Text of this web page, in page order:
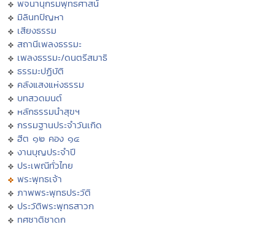
พจนานุกรมพุทธศาสน์
มิลินทปัญหา
เสียงธรรม
สถานีเพลงธรรมะ
เพลงธรรมะ/ดนตรีสมาธิ
ธรรมะปฏิบัติ
คลังแสงแห่งธรรม
บทสวดมนต์
หลักธรรมนำสุขฯ
กรรมฐานประจำวันเกิด
ฮีต ๑๒ คอง ๑๔
งานบุญประจำปี
ประเพณีทั่วไทย
พระพุทธเจ้า
ภาพพระพุทธประวัติ
ประวัติพระพุทธสาวก
ทศชาติชาดก